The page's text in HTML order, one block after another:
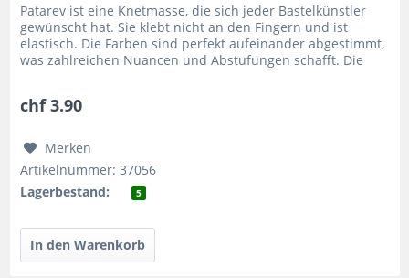
Patarev ist eine Knetmasse, die sich jeder Bastelkünstler
gewünscht hat. Sie klebt nicht an den Fingern und ist
elastisch. Die Farben sind perfekt aufeinander abgestimmt,
was zahlreichen Nuancen und Abstufungen schafft. Die
chf 3.90
Merken
Artikelnummer: 37056
Lagerbestand:
5